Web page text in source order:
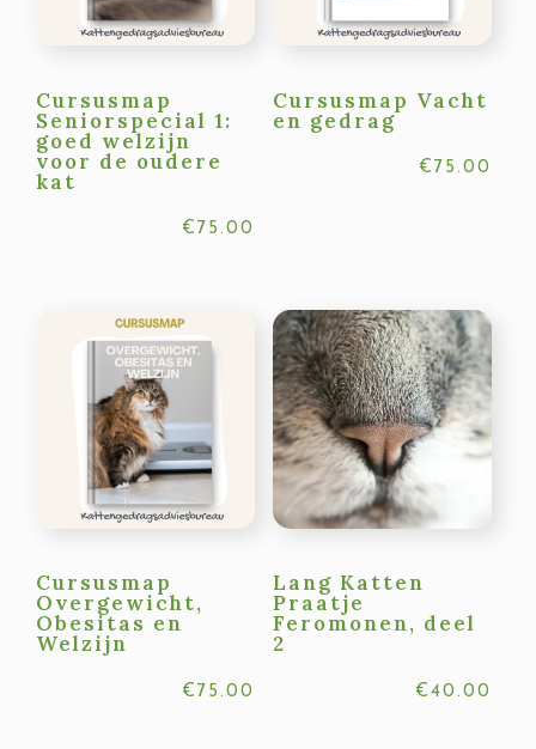
Cursusmap
Seniorspecial 1:
goed welzijn
voor de oudere
kat
€ 75.00
Cursusmap Vacht
en gedrag
€ 75.00
Cursusmap
Overgewicht,
Obesitas en
Welzijn
€ 75.00
Lang Katten
Praatje
Feromonen, deel
2
€ 40.00